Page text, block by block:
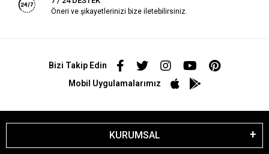
Öneri ve şikayetlerinizi bize iletebilirsiniz.
Bizi Takip Edin
Mobil Uygulamalarımız
KURUMSAL